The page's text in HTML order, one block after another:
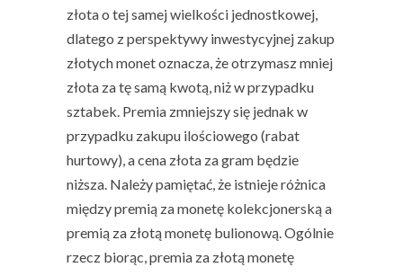
złota o tej samej wielkości jednostkowej,
dlatego z perspektywy inwestycyjnej zakup
złotych monet oznacza, że otrzymasz mniej
złota za tę samą kwotą, niż w przypadku
sztabek. Premia zmniejszy się jednak w
przypadku zakupu ilościowego (rabat
hurtowy), a cena złota za gram będzie
niższa. Należy pamiętać, że istnieje różnica
między premią za monetę kolekcjonerską a
premią za złotą monetę bulionową. Ogólnie
rzecz biorąc, premia za złotą monetę